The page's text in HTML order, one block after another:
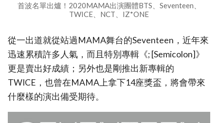
首波名單出爐！2020MAMA出演團體BTS、Seventeen、
TWICE、NCT、IZ*ONE
從一出道就從站過MAMA舞台的Seventeen，近年來
迅速累積許多人氣，而且特別專輯《; [Semicolon]》
更是賣出好成績；另外也是剛推出新專輯的
TWICE，也曾在MAMA上拿下14座獎盃，將會帶來
什麼樣的演出備受期待。